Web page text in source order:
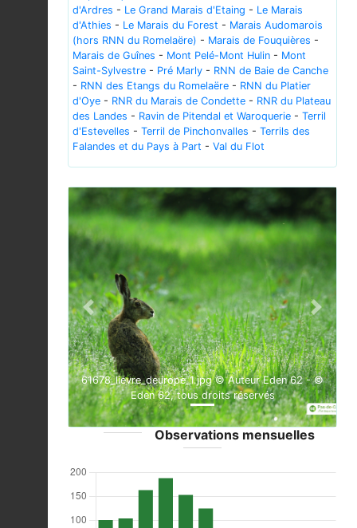
d'Ardres - Le Grand Marais d'Etaing - Le Marais
d'Athies - Le Marais du Forest - Marais Audomarois
(hors RNN du Romelaëre) - Marais de Fouquières -
Marais de Guînes - Mont Pelé-Mont Hulin - Mont
Saint-Sylvestre - Pré Marly - RNN de Baie de Canche
- RNN des Etangs du Romelaëre - RNN du Platier
d'Oye - RNR du Marais de Condette - RNR du Plateau
des Landes - Ravin de Pitendal et Waroquerie - Terril
d'Estevelles - Terril de Pinchonvalles - Terrils des
Falandes et du Pays à Part - Val du Flot
61678_lievre_deurope_1.jpg © Auteur Eden 62 - ©
Eden 62, tous droits réservés
Previous Next
Observations mensuelles